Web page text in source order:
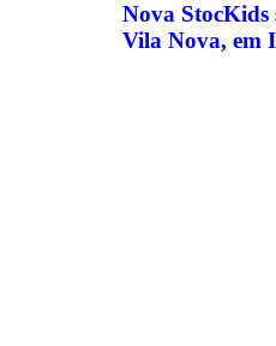
Nova StocKids
Vila Nova, em